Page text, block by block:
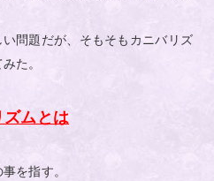
問題だが、そもそもカニバリズ
た。
ムとは
を指す。